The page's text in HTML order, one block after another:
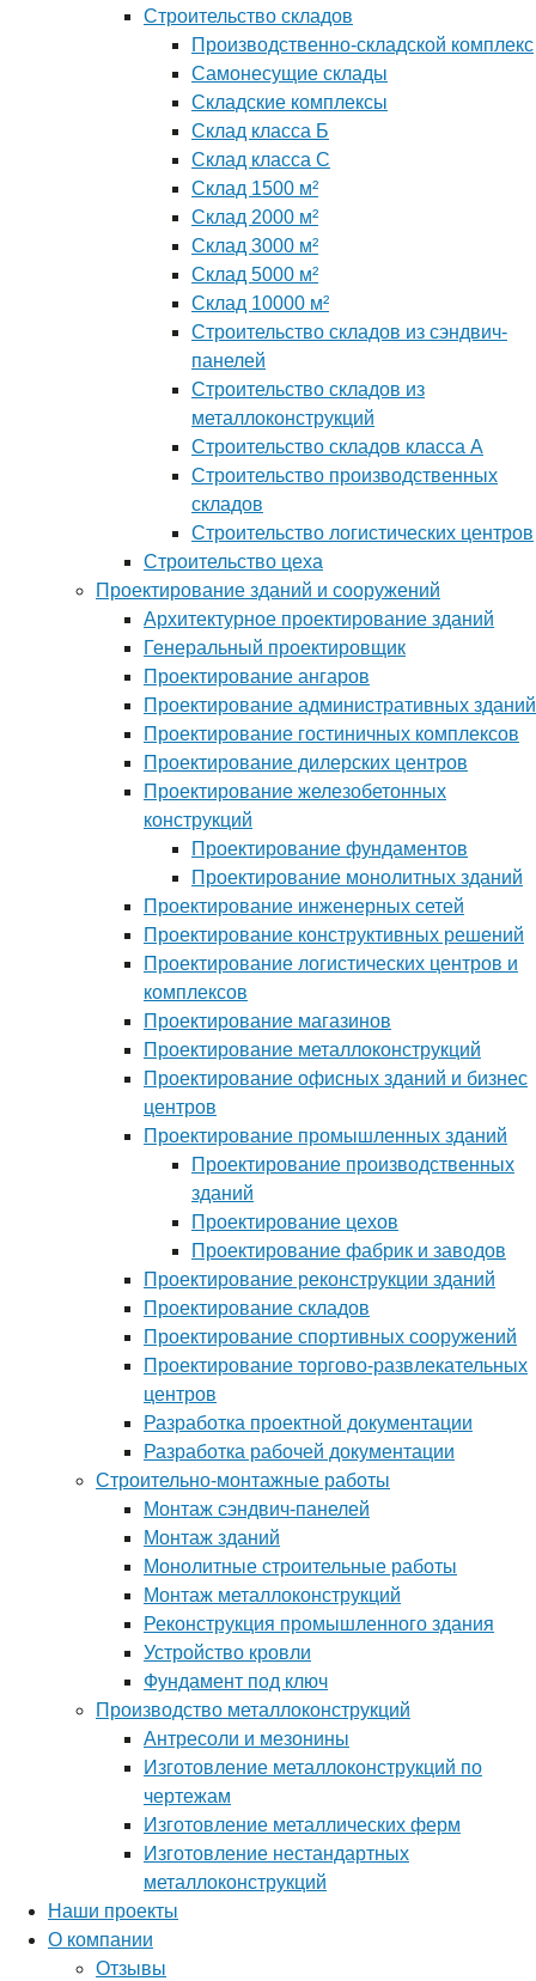
Строительство складов
Производственно-складской комплекс
Самонесущие склады
Складские комплексы
Склад класса Б
Склад класса С
Склад 1500 м²
Склад 2000 м²
Склад 3000 м²
Склад 5000 м²
Склад 10000 м²
Строительство складов из сэндвич-
панелей
Строительство складов из
металлоконструкций
Строительство складов класса А
Строительство производственных
складов
Строительство логистических центров
Строительство цеха
Проектирование зданий и сооружений
Архитектурное проектирование зданий
Генеральный проектировщик
Проектирование ангаров
Проектирование административных зданий
Проектирование гостиничных комплексов
Проектирование дилерских центров
Проектирование железобетонных
конструкций
Проектирование фундаментов
Проектирование монолитных зданий
Проектирование инженерных сетей
Проектирование конструктивных решений
Проектирование логистических центров и
комплексов
Проектирование магазинов
Проектирование металлоконструкций
Проектирование офисных зданий и бизнес
центров
Проектирование промышленных зданий
Проектирование производственных
зданий
Проектирование цехов
Проектирование фабрик и заводов
Проектирование реконструкции зданий
Проектирование складов
Проектирование спортивных сооружений
Проектирование торгово-развлекательных
центров
Разработка проектной документации
Разработка рабочей документации
Строительно-монтажные работы
Монтаж сэндвич-панелей
Монтаж зданий
Монолитные строительные работы
Монтаж металлоконструкций
Реконструкция промышленного здания
Устройство кровли
Фундамент под ключ
Производство металлоконструкций
Антресоли и мезонины
Изготовление металлоконструкций по
чертежам
Изготовление металлических ферм
Изготовление нестандартных
металлоконструкций
Наши проекты
О компании
Отзывы